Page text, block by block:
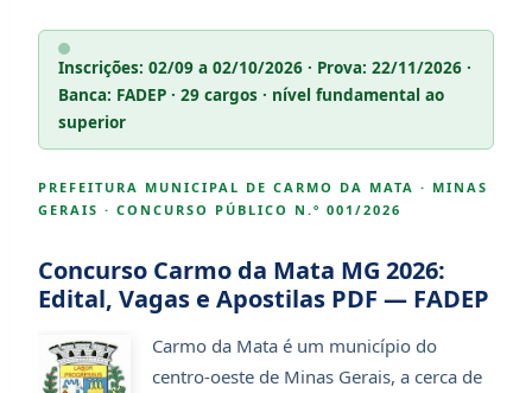
Inscrições: 02/09 a 02/10/2026 · Prova: 22/11/2026 ·
Banca: FADEP · 29 cargos · nível fundamental ao
superior
PREFEITURA MUNICIPAL DE CARMO DA MATA · MINAS
GERAIS · CONCURSO PÚBLICO N.º 001/2026
Concurso Carmo da Mata MG 2026:
Edital, Vagas e Apostilas PDF — FADEP
Carmo da Mata é um município do
centro-oeste de Minas Gerais, a cerca de